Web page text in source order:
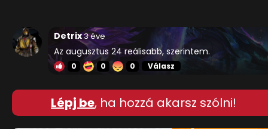
Detrix3 éve
Az augusztus 24 reálisabb, szerintem.
0 0 0 Válasz
Lépj be, ha hozzá akarsz szólni!